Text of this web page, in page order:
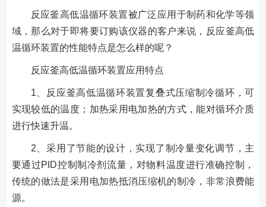
反应釜高低温循环装置被广泛应用于制药和化学等领
域，那么对于即将要订购该仪器的客户来说，反应釜高低
温循环装置的性能特点是怎么样的呢？
反应釜高低温循环装置应用特点
1、反应釜高低温循环装置复叠式压缩制冷循环，可
实现较低的温度；加热采用电加热的方式，能对循环介质
进行快速升温。
2、采用了节能的设计，实现了制冷量变化调节，主
要通过PID控制制冷剂流量，对物料温度进行准确控制，
传统的做法是采用电加热抵消压缩机的制冷，非常浪费能
源。